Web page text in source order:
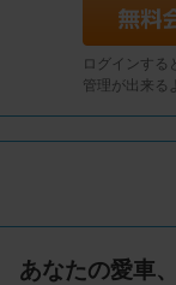
ログインする
管理が出来る
あなたの愛車